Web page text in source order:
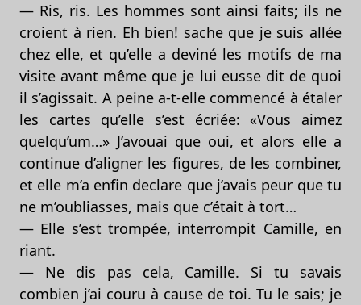
— Ris, ris. Les hommes sont ainsi faits; ils ne
croient à rien. Eh bien! sache que je suis allée
chez elle, et qu’elle a deviné les motifs de ma
visite avant même que je lui eusse dit de quoi
il s’agissait. A peine a-t-elle commencé à étaler
les cartes qu’elle s’est écriée: «Vous aimez
quelqu’um…» J’avouai que oui, et alors elle a
continue d’aligner les figures, de les combiner,
et elle m’a enfin declare que j’avais peur que tu
ne m’oubliasses, mais que c’était à tort…
— Elle s’est trompée, interrompit Camille, en
riant.
— Ne dis pas cela, Camille. Si tu savais
combien j’ai couru à cause de toi. Tu le sais; je